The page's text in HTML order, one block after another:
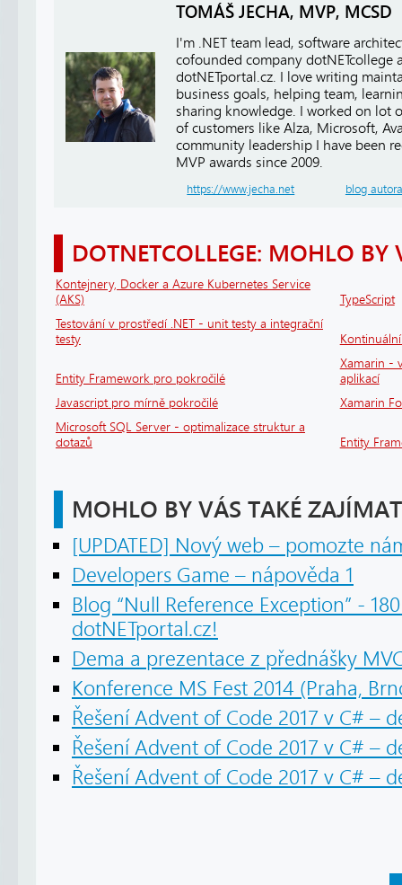
TOMÁŠ JECHA, MVP, MCSD
I'm .NET team lead, software
cofounded company
dotNETportal.cz. I love writing
business goals, helping team,
sharing knowledge. I worked on lot
of customers like Alza, Microsoft,
community leadership I have been
MVP awards since 2009.
https://www.jecha.net blog autora
DOTNETCOLLEGE: MOHLO BY
Kontejnery, Docker a Azure Kubernetes Service
(AKS)
TypeScript
Testování v prostředí .NET - unit testy a integrační
testy
Entity Framework pro pokročilé
Xamarin -
aplikací
Javascript pro mírně pokročilé
Xamarin
Microsoft SQL Server - optimalizace struktur a
dotazů
Entity
MOHLO BY VÁS TAKÉ ZAJÍMAT
[UPDATED] Nový web – pomozte
Developers Game – nápověda 1
Blog “Null Reference Exception” -
dotNETportal.cz!
Dema a prezentace z přednášky
Konference MS Fest 2014 (Praha,
Řešení Advent of Code 2017 v C# –
Řešení Advent of Code 2017 v C# –
Řešení Advent of Code 2017 v C# –